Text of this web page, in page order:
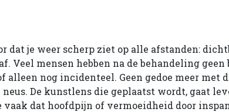
dat je weer scherp ziet op alle afstanden:
Veel mensen hebben na de behandeling
alleen nog incidenteel. Geen gedoe meer met
De kunstlens die geplaatst wordt, gaat
dat hoofdpijn of vermoeidheid door